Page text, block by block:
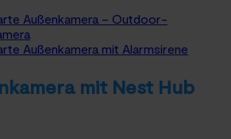
Außenkamera – Outdoor-
Außenkamera mit Alarmsirene
mit Nest Hub